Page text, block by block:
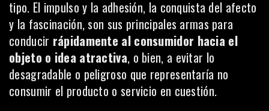
tipo. El impulso y la adhesión, la conquista del afecto
y la fascinación, son sus principales armas para
conducir rápidamente al consumidor hacia el
objeto o idea atractiva, o bien, a evitar lo
desagradable o peligroso que representaría no
consumir el producto o servicio en cuestión.